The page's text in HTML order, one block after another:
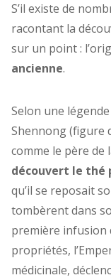
S’il existe de
racontant la
sur un point :
ancienne.
Selon une
Shennong (figure
comme le père
découvert le thé
qu’il se reposait
tombèrent dans
première infusion
propriétés,
médicinale,